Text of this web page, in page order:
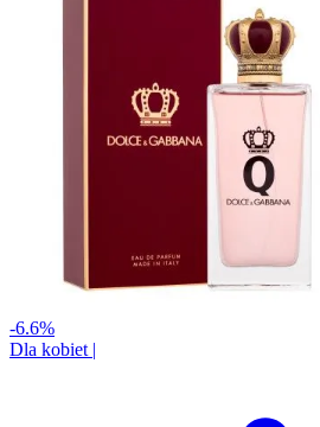
-6.6%
Dla kobiet |